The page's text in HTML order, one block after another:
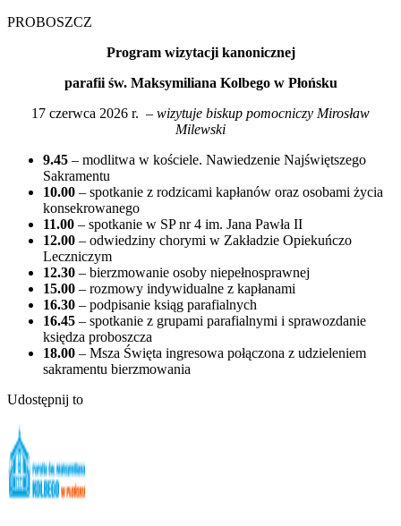
PROBOSZCZ
Program wizytacji kanonicznej
parafii św. Maksymiliana Kolbego w Płońsku
17 czerwca 2026 r. – wizytuje biskup pomocniczy Mirosław
Milewski
9.45 – modlitwa w kościele. Nawiedzenie Najświętszego
Sakramentu
10.00 – spotkanie z rodzicami kapłanów oraz osobami życia
konsekrowanego
11.00 – spotkanie w SP nr 4 im. Jana Pawła II
12.00 – odwiedziny chorymi w Zakładzie Opiekuńczo
Leczniczym
12.30 – bierzmowanie osoby niepełnosprawnej
15.00 – rozmowy indywidualne z kapłanami
16.30 – podpisanie ksiąg parafialnych
16.45 – spotkanie z grupami parafialnymi i sprawozdanie
księdza proboszcza
18.00 – Msza Święta ingresowa połączona z udzieleniem
sakramentu bierzmowania
Udostępnij to